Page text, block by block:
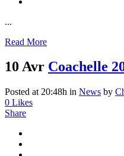
...
Read More
10 Avr Coachelle
Posted at 20:48h in News by
0 Likes
Share